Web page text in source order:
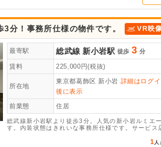
分！事務所仕様の物件です。 VR映像
最寄駅 総武線 新小岩駅 徒歩 3 分
賃料 225,000 円(税抜)
所在地
東京都葛飾区 新小岩 詳細はログ
後に表示
前業態 住居
総武線新小岩駅より徒歩3分。人気の新小岩ルミエ
す。内装状態はきれいな事務所仕様です。サービ
1